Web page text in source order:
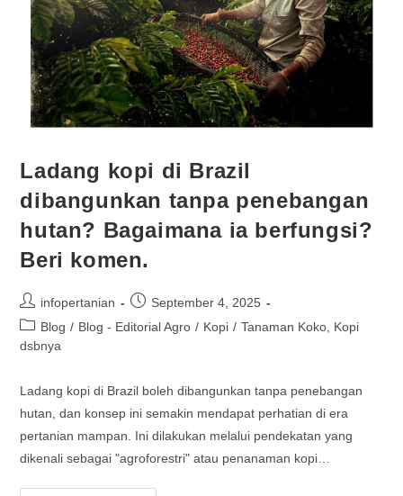
Ladang kopi di Brazil
dibangunkan tanpa penebangan
hutan? Bagaimana ia berfungsi?
Beri komen.
infopertanian
September 4, 2025
Blog / Blog - Editorial Agro / Kopi / Tanaman Koko, Kopi
dsbnya
Ladang kopi di Brazil boleh dibangunkan tanpa penebangan
hutan, dan konsep ini semakin mendapat perhatian di era
pertanian mampan. Ini dilakukan melalui pendekatan yang
dikenali sebagai "agroforestri" atau penanaman kopi…